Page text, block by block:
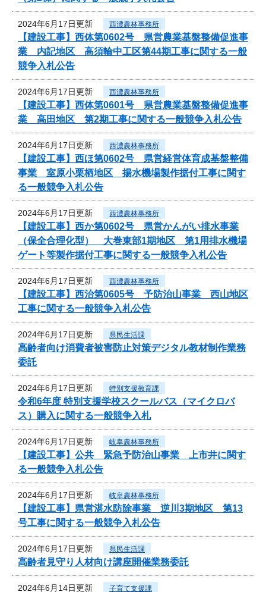
2024年6月17日更新 西濃農林事務所
【建設工事】西体第0602号 県営農業基盤整備促進事
業 内記地区 高須輪中工区第44期工事に関する一般
競争入札公告
2024年6月17日更新 西濃農林事務所
【建設工事】西体第0601号 県営農業基盤整備促進事
業 高田地区 第2期工事に関する一般競争入札公告
2024年6月17日更新 西濃農林事務所
【建設工事】西ほ第0602号 県営経営体育成基盤整備
事業 室原小栗栖地区 揚水機場製作据付工事に関す
る一般競争入札公告
2024年6月17日更新 西濃農林事務所
【建設工事】西か第0602号 県営かんがい排水事業
（保全合理化型） 大巻東部1期地区 第1用排水機場
ゲート等製作据付工事に関する一般競争入札公告
2024年6月17日更新 西濃農林事務所
【建設工事】西治第0605号 予防治山事業 西山地区
工事に関する一般競争入札公告
2024年6月17日更新 県民生活課
高齢者向け消費者被害防止対策デジタル教材制作業務
委託
2024年6月17日更新 特別支援教育課
令和6年度 特別支援学校スクールバス（マイクロバ
ス）購入に関する一般競争入札
2024年6月17日更新 岐阜農林事務所
【建設工事】公共 緊急予防治山事業 上市井に関す
る一般競争入札公告
2024年6月17日更新 岐阜農林事務所
【建設工事】県営湛水防除事業 逆川3期地区 第13
号工事に関する一般競争入札公告
2024年6月17日更新 県民生活課
高齢者見守り人材向け講座開催業務委託
2024年6月14日更新 子育て支援課